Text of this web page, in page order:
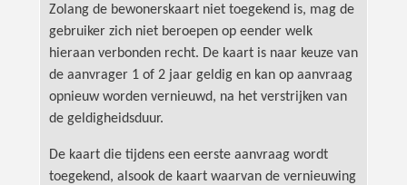
Zolang de bewonerskaart niet toegekend is, mag de
gebruiker zich niet beroepen op eender welk
hieraan verbonden recht. De kaart is naar keuze van
de aanvrager 1 of 2 jaar geldig en kan op aanvraag
opnieuw worden vernieuwd, na het verstrijken van
de geldigheidsduur.
De kaart die tijdens een eerste aanvraag wordt
toegekend, alsook de kaart waarvan de vernieuwing